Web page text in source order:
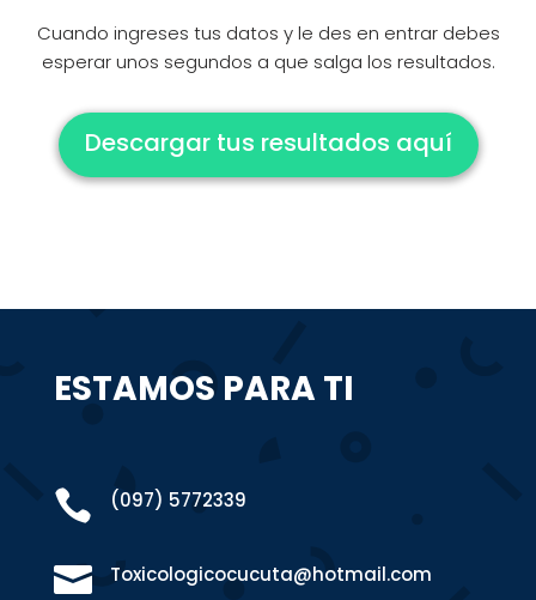
Cuando ingreses tus datos y le des en entrar debes
esperar unos segundos a que salga los resultados.
Descargar tus resultados aquí
ESTAMOS PARA TI
 (097) 5772339
 Toxicologicocucuta@hotmail.com